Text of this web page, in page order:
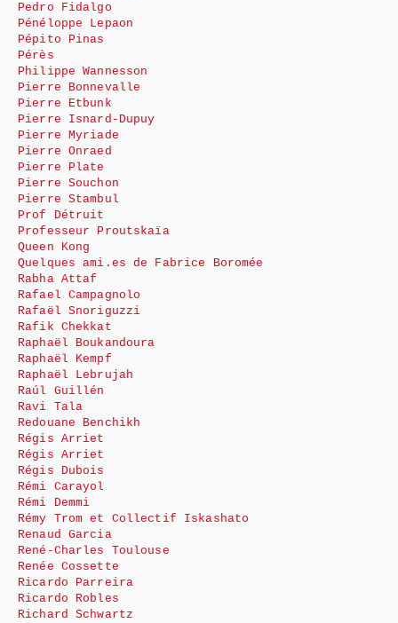
Pedro Fidalgo
Pénéloppe Lepaon
Pépito Pinas
Pérès
Philippe Wannesson
Pierre Bonnevalle
Pierre Etbunk
Pierre Isnard-Dupuy
Pierre Myriade
Pierre Onraed
Pierre Plate
Pierre Souchon
Pierre Stambul
Prof Détruit
Professeur Proutskaïa
Queen Kong
Quelques ami.es de Fabrice Boromée
Rabha Attaf
Rafael Campagnolo
Rafaël Snoriguzzi
Rafik Chekkat
Raphaël Boukandoura
Raphaël Kempf
Raphaël Lebrujah
Raúl Guillén
Ravi Tala
Redouane Benchikh
Régis Arriet
Régis Arriet
Régis Dubois
Rémi Carayol
Rémi Demmi
Rémy Trom et Collectif Iskashato
Renaud Garcia
René-Charles Toulouse
Renée Cossette
Ricardo Parreira
Ricardo Robles
Richard Schwartz